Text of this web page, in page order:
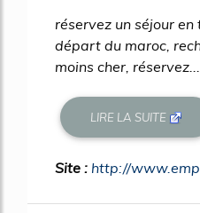
réservez un séjour
départ du maroc,
moins cher, réservez...
LIRE LA SUITE
Site : http://